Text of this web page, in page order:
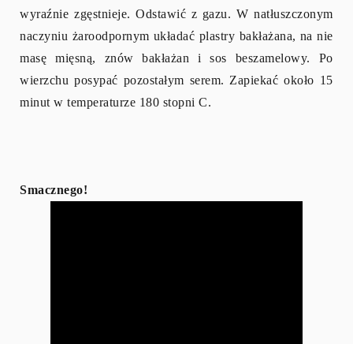
wyraźnie zgęstnieje. Odstawić z gazu. W natłuszczonym
naczyniu żaroodpornym układać plastry bakłażana, na nie
masę mięsną, znów bakłażan i sos beszamelowy. Po
wierzchu posypać pozostałym serem. Zapiekać około 15
minut w temperaturze 180 stopni C.
Smacznego!